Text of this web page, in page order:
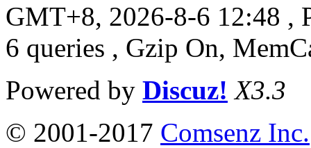
GMT+8, 2026-8-6 12:48 ,
6 queries , Gzip On,
Powered by Discuz! X3.3
© 2001-2017 Comsenz Inc.